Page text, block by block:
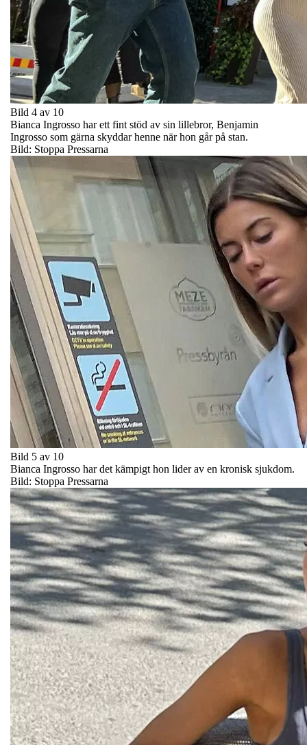
Bild 4 av 10
Bianca Ingrosso har ett fint stöd av sin lillebror, Benjamin
Ingrosso som gärna skyddar henne när hon går på stan.
Bild: Stoppa Pressarna
Bild 5 av 10
Bianca Ingrosso har det kämpigt hon lider av en kronisk sjukdom.
Bild: Stoppa Pressarna